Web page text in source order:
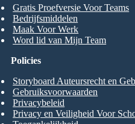
Gratis Proefversie Voor Teams
Bedrijfsmiddelen
Maak Voor Werk
Word lid van Mijn Team
Policies
Storyboard Auteursrecht en
Gebruiksvoorwaarden
Privacybeleid
Privacy en Veiligheid Voor